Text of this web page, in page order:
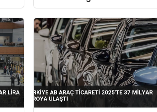
Faaliyetlerine Katılıyor